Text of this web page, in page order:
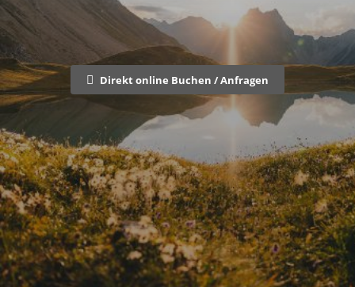
Direkt online Buchen / Anfragen